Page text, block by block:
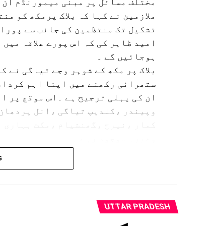
اسکول(گرلز)’،’ایس ٹی ایس اسکول(منٹو
سٹی گرلزہائی اسکول’،’احمدی اسکول
افتتاحی اجلاس کا آغاز ڈاکٹر عرفان
ڈاکٹر مشتاق صدف نے بحسن و خوبی
اعزازی اوراساتذہ کا شکریہ ادا کیا۔
ملازمین نے کہا کہ بلاک پرمکھ کو
تشکیل تک منتظمین کی جانب سے
امید ظاہر کی کہ اس پورے علاقہ
ہوجائیں گے ۔
بلاک پر مکھ کے شوہر وجے تیاگی نے
ستھرائی رکھنے میں اپنا اہم
ان کی پہلی ترجیح ہے ۔اس موقع پر
وپیندر ،کلدیپ تیاگی ،انل
UTTAR PRADESH